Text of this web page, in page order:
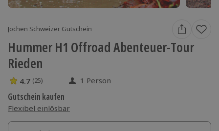
Jochen Schweizer Gutschein
Hummer H1 Offroad Abenteuer-Tour
Rieden
4.7 Sterne von 5 aus 25 Bewertungen
4.7 (25) 1 Person
Gutschein kaufen
Flexibel einlösbar
1 Gutschein